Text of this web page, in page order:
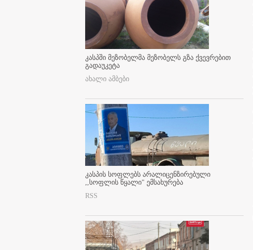
კასპში მეზობელმა მეზობელს გზა ქვევრებით
გადაუკეტა
ახალი ამბები
კასპის სოფლებს არალიცენზირებული
,,სოფლის წყალი" ემსახურება
RSS